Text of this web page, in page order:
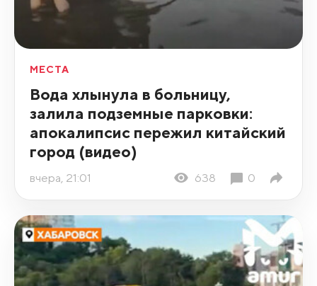
МЕСТА
Вода хлынула в больницу,
залила подземные парковки:
апокалипсис пережил китайский
город (видео)
вчера, 21:01 638 0